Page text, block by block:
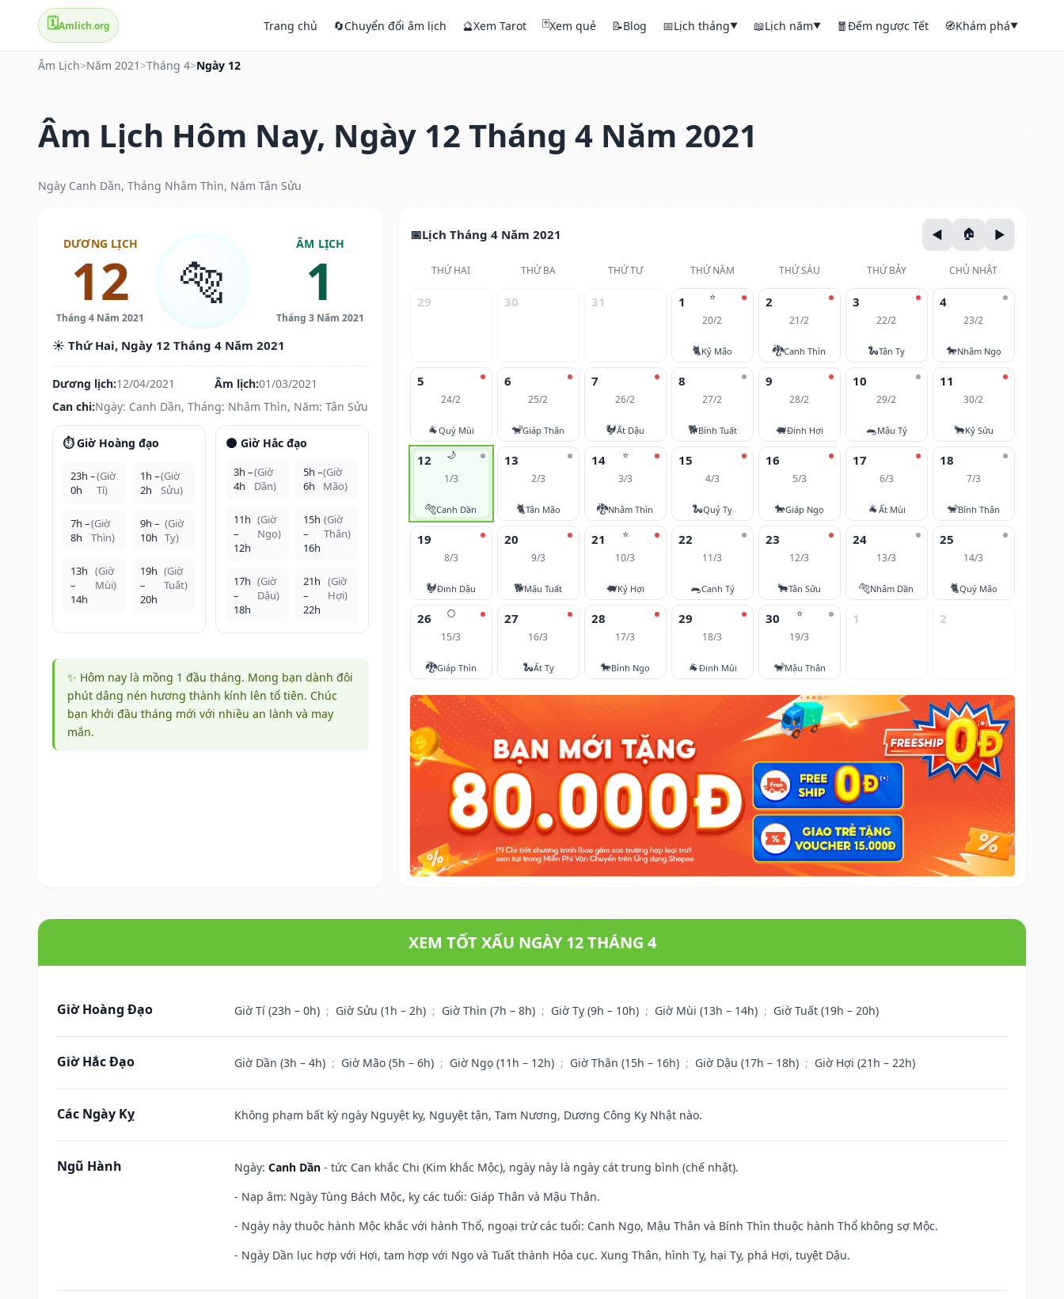
🗓️Amlich.org Trang chủ 🔄Chuyển đổi âm lịch 🔮Xem Tarot 🃏Xem quẻ 📝Blog 📅Lịch tháng▼ 📖Lịch năm▼ 🧧Đếm ngược Tết 🧭Khám phá▼
Âm Lịch>Năm 2021 >Tháng 4>Ngày 12
Âm Lịch Hôm Nay, Ngày 12 Tháng 4 Năm 2021
Ngày Canh Dần, Tháng Nhâm Thìn, Năm Tân Sửu
DƯƠNG LỊCH
12
Tháng 4 Năm 2021
🐅
ÂM LỊCH
1
Tháng 3 Năm 2021
☀️ Thứ Hai, Ngày 12 Tháng 4 Năm 2021
Dương lịch:12/04/2021 Âm lịch:01/03/2021
Can chi:Ngày: Canh Dần, Tháng: Nhâm Thìn, Năm: Tân Sửu
⏱️ Giờ Hoàng đạo
23h –
0h
(Giờ
Tí)
1h –
2h
(Giờ
Sửu)
7h –
8h
(Giờ
Thìn)
9h –
10h
(Giờ
Tỵ)
13h
–
14h
(Giờ
Mùi)
19h
–
20h
(Giờ
Tuất)
🌑 Giờ Hắc đạo
3h –
4h
(Giờ
Dần)
5h –
6h
(Giờ
Mão)
11h
–
12h
(Giờ
Ngọ)
15h
–
16h
(Giờ
Thân)
17h
–
18h
(Giờ
Dậu)
21h
–
22h
(Giờ
Hợi)
✨ Hôm nay là mồng 1 đầu tháng. Mong bạn dành đôi
phút dâng nén hương thành kính lên tổ tiên. Chúc
bạn khởi đầu tháng mới với nhiều an lành và may
mắn.
Lịch Tháng 4 Năm 2021
THỨ HAI THỨ BA THỨ TƯ THỨ NĂM THỨ SÁU THỨ BẢY CHỦ NHẬT
29 30 31 ⭐
1
20/2
🐈Kỷ Mão
2
21/2
🐉Canh Thìn
3
22/2
🐍Tân Tỵ
4
23/2
🐎Nhâm Ngọ
5
24/2
🐐Quý Mùi
6
25/2
🐒Giáp Thân
7
26/2
🐓Ất Dậu
8
27/2
🐕Bính Tuất
9
28/2
🐖Đinh Hợi
10
29/2
🐀Mậu Tý
11
30/2
🐂Kỷ Sửu
🌙
12
1/3
🐅Canh Dần
13
2/3
🐈Tân Mão
⭐
14
3/3
🐉Nhâm Thìn
15
4/3
🐍Quý Tỵ
16
5/3
🐎Giáp Ngọ
17
6/3
🐐Ất Mùi
18
7/3
🐒Bính Thân
19
8/3
🐓Đinh Dậu
20
9/3
🐕Mậu Tuất
⭐
21
10/3
🐖Kỷ Hợi
22
11/3
🐀Canh Tý
23
12/3
🐂Tân Sửu
24
13/3
🐅Nhâm Dần
25
14/3
🐈Quý Mão
🌕
26
15/3
🐉Giáp Thìn
27
16/3
🐍Ất Tỵ
28
17/3
🐎Bính Ngọ
29
18/3
🐐Đinh Mùi
⭐
30
19/3
🐒Mậu Thân
1 2
XEM TỐT XẤU NGÀY 12 THÁNG 4
Giờ Hoàng Đạo Giờ Tí (23h – 0h) ; Giờ Sửu (1h – 2h) ; Giờ Thìn (7h – 8h) ; Giờ Tỵ (9h – 10h) ; Giờ Mùi (13h – 14h) ; Giờ Tuất (19h – 20h)
Giờ Hắc Đạo Giờ Dần (3h – 4h) ; Giờ Mão (5h – 6h) ; Giờ Ngọ (11h – 12h) ; Giờ Thân (15h – 16h) ; Giờ Dậu (17h – 18h) ; Giờ Hợi (21h – 22h)
Các Ngày Kỵ Không phạm bất kỳ ngày Nguyệt kỵ, Nguyệt tận, Tam Nương, Dương Công Kỵ Nhật nào.
Ngũ Hành Ngày: Canh Dần - tức Can khắc Chi (Kim khắc Mộc), ngày này là ngày cát trung bình (chế nhật).
- Nạp âm: Ngày Tùng Bách Mộc, kỵ các tuổi: Giáp Thân và Mậu Thân.
- Ngày này thuộc hành Mộc khắc với hành Thổ, ngoại trừ các tuổi: Canh Ngọ, Mậu Thân và Bính Thìn thuộc hành Thổ không sợ Mộc.
- Ngày Dần lục hợp với Hợi, tam hợp với Ngọ và Tuất thành Hỏa cục. Xung Thân, hình Tỵ, hại Tỵ, phá Hợi, tuyệt Dậu.